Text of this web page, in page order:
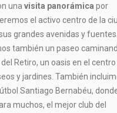
unavisita panorámicapor
el activo centro de la
grandes avenidas y fuentes.
también un paseo
Retiro, un oasis en el centro
y jardines. También
Santiago Bernabéu,
muchos, el mejor club del